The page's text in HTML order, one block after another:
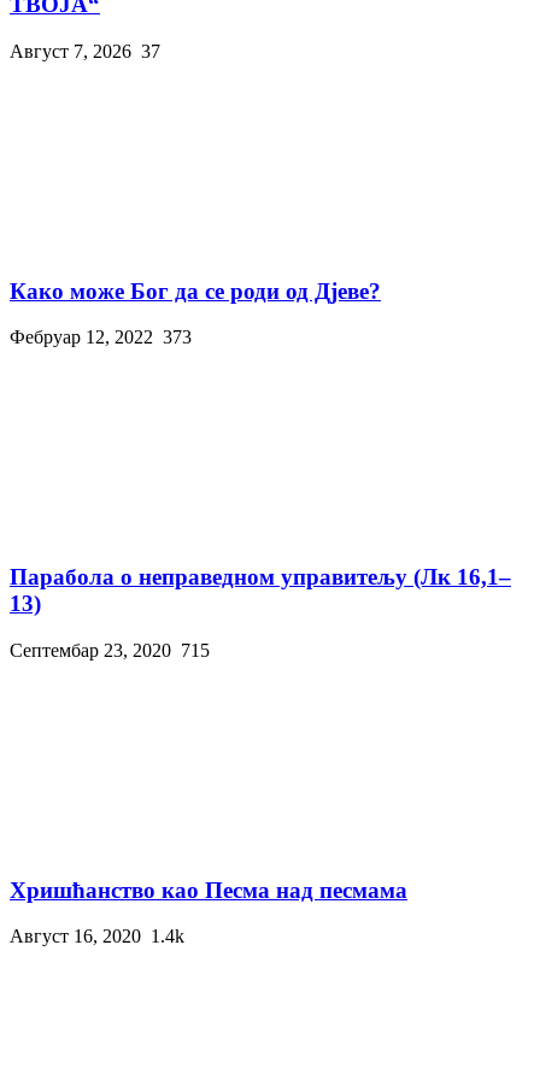
Август 7, 2026 37
Како може Бог да се роди од Дјеве?
Фебруар 12, 2022 373
Парабола о неправедном управитељу (Лк 16,1–
13)
Септембар 23, 2020 715
Хришћанство као Песма над песмама
Август 16, 2020 1.4k